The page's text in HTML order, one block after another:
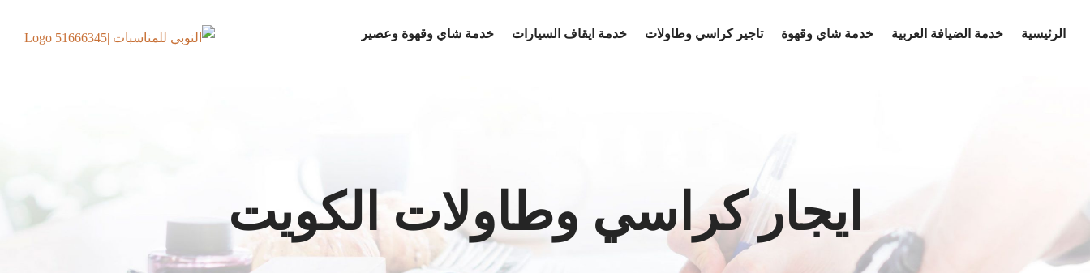
الرئيسية خدمة الضيافة العربية خدمة شاي وقهوة تاجير كراسي وطاولات خدمة ايقاف السيارات خدمة شاي وقهوة وعصير
ايجار كراسي وطاولات الكويت